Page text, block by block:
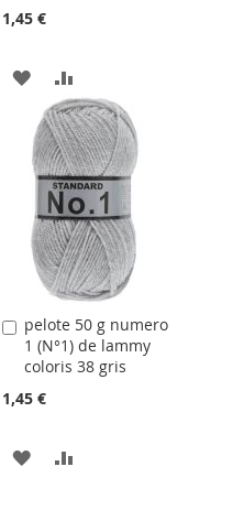
1,45 €
AJOUTER
LA
LISTE
D'ACHATS
AU
COMPARATEUR
pelote 50 g numero
1 (N°1) de lammy
coloris 38 gris
1,45 €
Ajouter
au
panier
AJOUTER